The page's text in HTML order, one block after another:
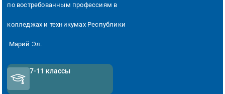
по востребованным профессиям в
колледжах и техникумах Республики
Марий Эл.
7-11 классы